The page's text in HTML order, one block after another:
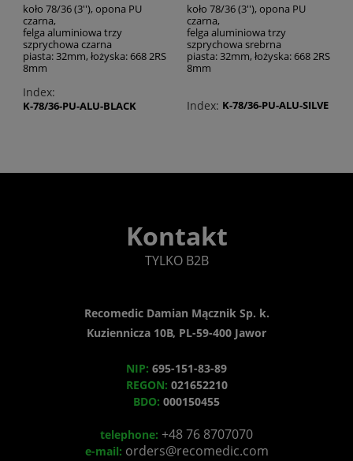
koło 78/36 (3''), opona PU
czarna,
felga aluminiowa trzy
szprychowa czarna
piasta: 32mm, łożyska: 668 2RS
8mm
Index:
K-78/36-PU-ALU-BLACK
koło 78/36 (3''), opona PU
czarna,
felga aluminiowa trzy
szprychowa srebrna
piasta: 32mm, łożyska: 668 2RS
8mm
Index: K-78/36-PU-ALU-SILVE
Kontakt
TYLKO B2B
Recomedic Damian Mącznik Sp. k.
Kuziennicza 10B, PL-59-400 Jawor
NIP: 695-151-83-89
REGON: 021652210
BDO: 000150455
telephone: +48 76 8707070
e-mail: orders@recomedic.com